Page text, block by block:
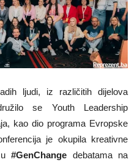
ljudi, iz različitih dijelova
se Youth Leadership
kao dio programa Evropske
je okupila kreativne
u#GenChange debatama na